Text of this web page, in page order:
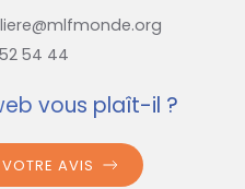
54 44
vous plaît-il ?
AVIS